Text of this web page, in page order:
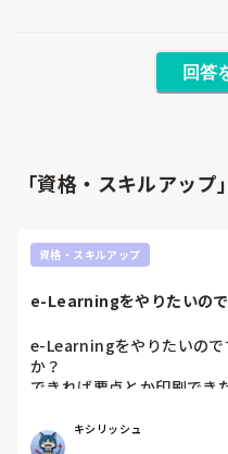
回答
「資格・スキルアッ
資格・スキルアップ
e-Learningをやりたいの
e-Learningをやりたいので
か？
できれば要点とか印刷でき
キシリッシュ